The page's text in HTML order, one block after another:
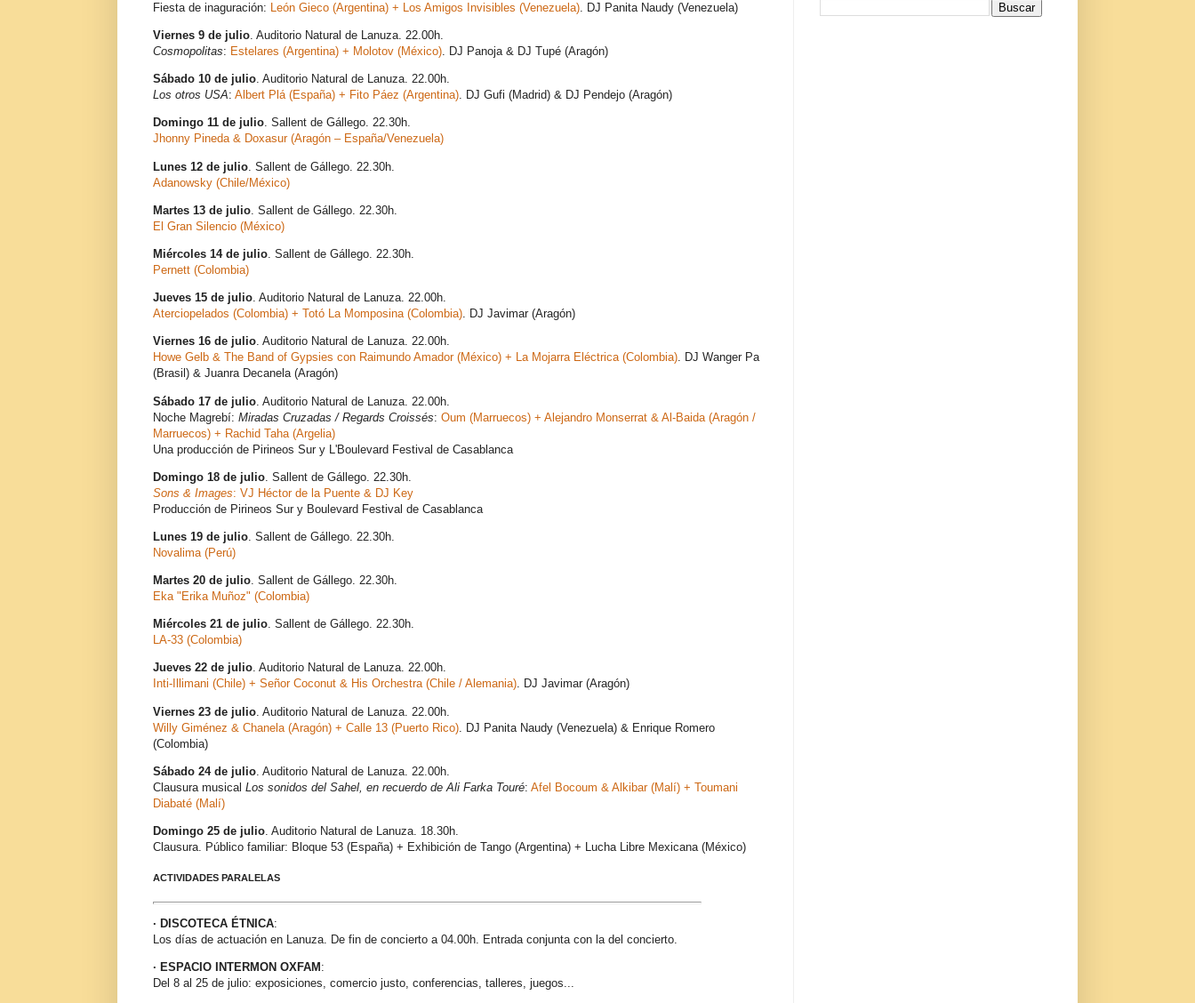
Fiesta de inaguración:
León Gieco (Argentina) + Los Amigos Invisibles (Venezuela) . DJ Panita Naudy (Venezuela)
Viernes 9 de julio. Auditorio Natural de Lanuza. 22.00h.
Cosmopolitas: Estelares (Argentina) + Molotov (México). DJ Panoja & DJ Tupé (Aragón)
Sábado 10 de julio. Auditorio Natural de Lanuza. 22.00h.
Los otros USA: Albert Plá (España) + Fito Páez (Argentina). DJ Gufi (Madrid) & DJ Pendejo (Aragón)
Domingo 11 de julio. Sallent de Gállego. 22.30h.
Jhonny Pineda & Doxasur (Aragón – España/Venezuela)
Lunes 12 de julio . Sallent de Gállego. 22.30h.
Adanowsky (Chile/México)
Martes 13 de julio . Sallent de Gállego. 22.30h.
El Gran Silencio (México)
Miércoles 14 de julio . Sallent de Gállego. 22.30h.
Pernett (Colombia)
Jueves 15 de julio. Auditorio Natural de Lanuza. 22.00h.
Aterciopelados (Colombia) + Totó La Momposina (Colombia). DJ Javimar (Aragón)
Viernes 16 de julio. Auditorio Natural de Lanuza. 22.00h.
Howe Gelb & The Band of Gypsies con Raimundo Amador (México) + La Mojarra Eléctrica (Colombia). DJ Wanger Pa
(Brasil) & Juanra Decanela (Aragón)
Sábado 17 de julio . Auditorio Natural de Lanuza. 22.00h.
Noche Magrebí: Miradas Cruzadas / Regards Croissés: Oum (Marruecos) + Alejandro Monserrat & Al-Baida (Aragón /
Marruecos) + Rachid Taha (Argelia)
Una producción de Pirineos Sur y L'Boulevard Festival de Casablanca
Domingo 18 de julio . Sallent de Gállego. 22.30h.
Sons & Images: VJ Héctor de la Puente & DJ Key
Producción de Pirineos Sur y Boulevard Festival de Casablanca
Lunes 19 de julio . Sallent de Gállego. 22.30h.
Novalima (Perú)
Martes 20 de julio. Sallent de Gállego. 22.30h.
Eka "Erika Muñoz" (Colombia)
Miércoles 21 de julio. Sallent de Gállego. 22.30h.
LA-33 (Colombia)
Jueves 22 de julio. Auditorio Natural de Lanuza. 22.00h.
Inti-Illimani (Chile) + Señor Coconut & His Orchestra (Chile / Alemania). DJ Javimar (Aragón)
Viernes 23 de julio . Auditorio Natural de Lanuza. 22.00h.
Willy Giménez & Chanela (Aragón) + Calle 13 (Puerto Rico) . DJ Panita Naudy (Venezuela) & Enrique Romero
(Colombia)
Sábado 24 de julio . Auditorio Natural de Lanuza. 22.00h.
Clausura musical Los sonidos del Sahel, en recuerdo de Ali Farka Touré: Afel Bocoum & Alkibar (Malí) + Toumani
Diabaté (Malí)
Domingo 25 de julio. Auditorio Natural de Lanuza. 18.30h.
Clausura. Público familiar: Bloque 53 (España) + Exhibición de Tango (Argentina) + Lucha Libre Mexicana (México)
ACTIVIDADES PARALELAS
· DISCOTECA ÉTNICA:
Los días de actuación en Lanuza. De fin de concierto a 04.00h. Entrada conjunta con la del concierto.
· ESPACIO INTERMON OXFAM :
Del 8 al 25 de julio: exposiciones, comercio justo, conferencias, talleres, juegos...